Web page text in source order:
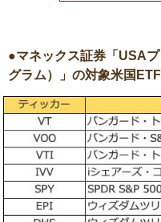
●マネックス証券「USA
グラム）」の対象米国ETF